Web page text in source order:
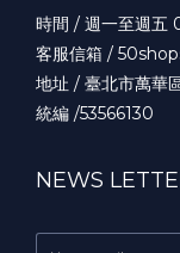
時間 / 週一至週
客服信箱 /
地址 / 臺北市萬華
統編 /53566130
NEWS